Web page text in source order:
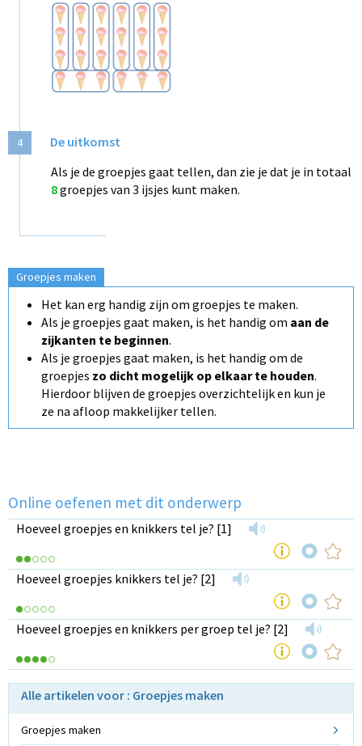
4
De uitkomst
Als je de groepjes gaat tellen, dan zie je dat je in totaal
8groepjes van 3 ijsjes kunt maken.
Groepjes maken
Het kan erg handig zijn om groepjes te maken.
Als je groepjes gaat maken, is het handig om aan de
zijkanten te beginnen.
Als je groepjes gaat maken, is het handig om de
groepjes zo dicht mogelijk op elkaar te houden.
Hierdoor blijven de groepjes overzichtelijk en kun je
ze na afloop makkelijker tellen.
Online oefenen met dit onderwerp
Hoeveel groepjes en knikkers tel je? [1]
Hoeveel groepjes knikkers tel je? [2]
Hoeveel groepjes en knikkers per groep tel je? [2]
Alle artikelen voor : Groepjes maken
Groepjes maken